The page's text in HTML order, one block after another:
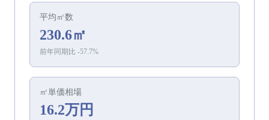
平均㎡数
230.6㎡
前年同期比 -57.7%
㎡単価相場
16.2万円